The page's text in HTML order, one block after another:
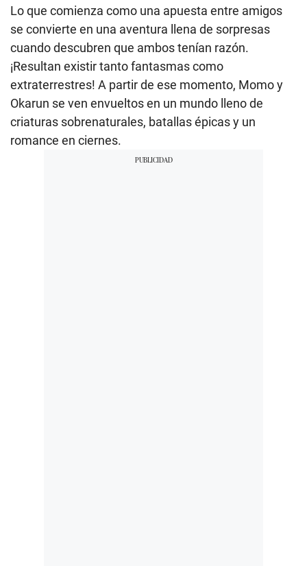
Lo que comienza como una apuesta entre amigos
se convierte en una aventura llena de sorpresas
cuando descubren que ambos tenían razón.
¡Resultan existir tanto fantasmas como
extraterrestres! A partir de ese momento, Momo y
Okarun se ven envueltos en un mundo lleno de
criaturas sobrenaturales, batallas épicas y un
romance en ciernes.